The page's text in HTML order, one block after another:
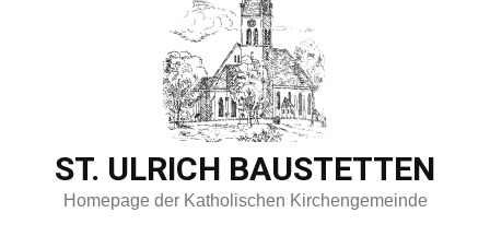
ST. ULRICH BAUSTETTEN
Homepage der Katholischen Kirchengemeinde